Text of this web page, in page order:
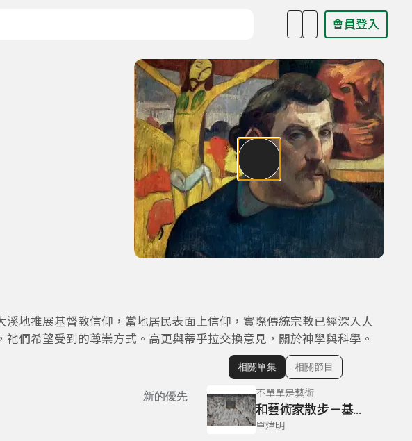
會員登入
地推展基督教信仰，當地居民表面上信仰，實際傳統宗教已經深入人
們希望受到的尊崇方式。高更與蒂乎拉交換意見，關於神學與科學。
新的優先
顯示相關單集
相關單集 相關節目
不單單是藝術
和藝術家散步－基弗
單煒明